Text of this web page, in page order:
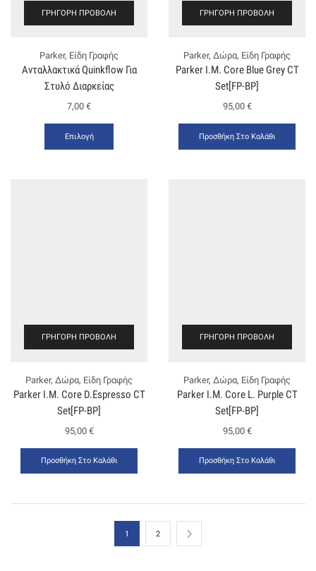
ΓΡΉΓΟΡΗ ΠΡΟΒΟΛΉ
Parker, Είδη Γραφής
Ανταλλακτικά Quinkflow Για
Στυλό Διαρκείας
7,00 €
Επιλογή
ΓΡΉΓΟΡΗ ΠΡΟΒΟΛΉ
Parker, Δώρα, Είδη Γραφής
Ρarker Ι.Μ. Core Blue Grey CT
Set[FP-ΒΡ]
95,00 €
Προσθήκη Στο Καλάθι
ΓΡΉΓΟΡΗ ΠΡΟΒΟΛΉ
Parker, Δώρα, Είδη Γραφής
Ρarker Ι.Μ. Core D.Espresso CT
Set[FP-ΒΡ]
95,00 €
Προσθήκη Στο Καλάθι
ΓΡΉΓΟΡΗ ΠΡΟΒΟΛΉ
Parker, Δώρα, Είδη Γραφής
Ρarker Ι.Μ. Core L. Purple CT
Set[FP-BP]
95,00 €
Προσθήκη Στο Καλάθι
1 2